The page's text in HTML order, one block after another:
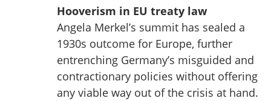
Hooverism in EU treaty law
Angela Merkel’s summit has sealed a
1930s outcome for Europe, further
entrenching Germany’s misguided and
contractionary policies without offering
any viable way out of the crisis at hand.